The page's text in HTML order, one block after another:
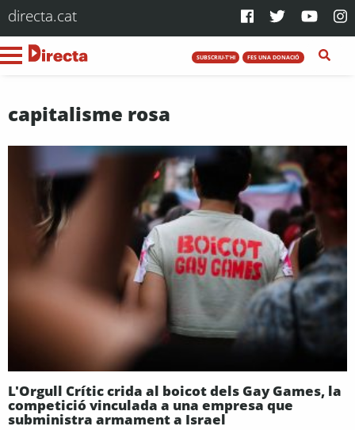
directa.cat
SUBSCRIU-T'HI FES UNA DONACIÓ
capitalisme rosa
L'Orgull Crític crida al boicot dels Gay Games, la
competició vinculada a una empresa que
subministra armament a Israel